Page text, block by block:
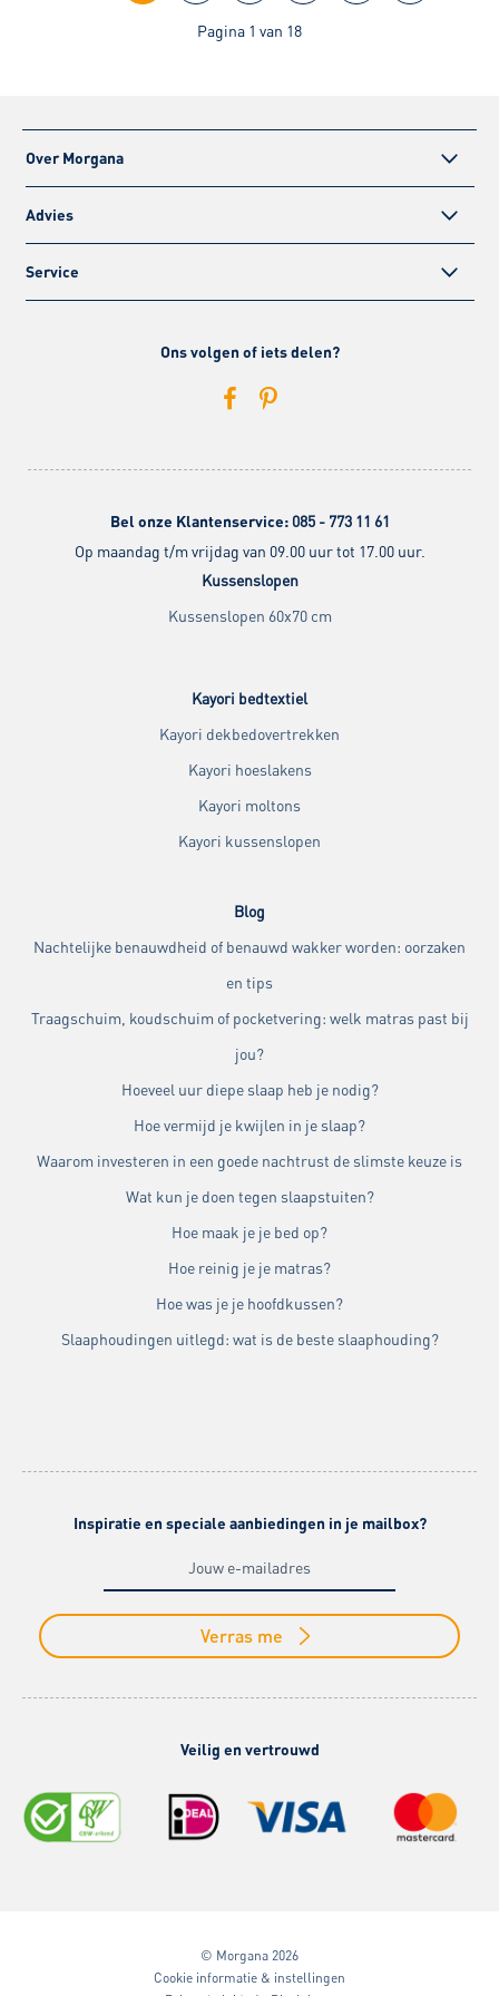
Pagina 1 van 18
Over Morgana
Advies
Service
Ons volgen of iets delen?
Bel onze Klantenservice: 085 - 773 11 61
Op maandag t/m vrijdag van 09.00 uur tot 17.00 uur.
Kussenslopen
Kussenslopen 60x70 cm
Kayori bedtextiel
Kayori dekbedovertrekken
Kayori hoeslakens
Kayori moltons
Kayori kussenslopen
Blog
Nachtelijke benauwdheid of benauwd wakker worden: oorzaken
en tips
Traagschuim, koudschuim of pocketvering: welk matras past bij
jou?
Hoeveel uur diepe slaap heb je nodig?
Hoe vermijd je kwijlen in je slaap?
Waarom investeren in een goede nachtrust de slimste keuze is
Wat kun je doen tegen slaapstuiten?
Hoe maak je je bed op?
Hoe reinig je je matras?
Hoe was je je hoofdkussen?
Slaaphoudingen uitlegd: wat is de beste slaaphouding?
Inspiratie en speciale aanbiedingen in je mailbox?
Verras me
Veilig en vertrouwd
© Morgana 2026
Cookie informatie & instellingen